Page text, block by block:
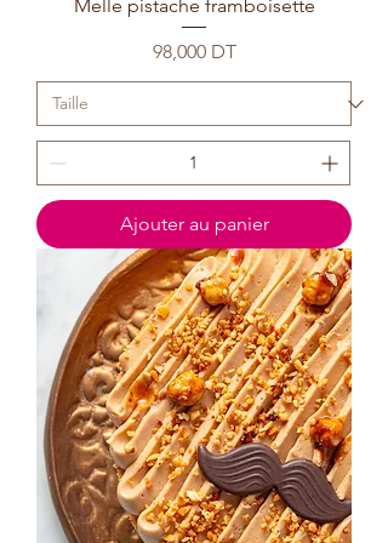
Melle pistache framboisette
Prix
98,000 DT
Ajouter au panier